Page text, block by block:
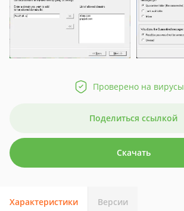
Проверено на вирусы
Поделиться ссылкой
Скачать
Характеристики Версии